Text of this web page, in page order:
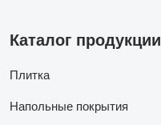
Каталог продукции
Плитка
Напольные покрытия